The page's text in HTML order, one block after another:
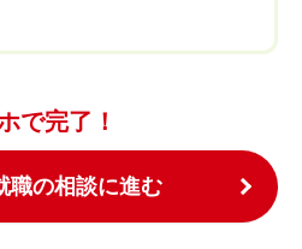
で完了！
職の相談に進む